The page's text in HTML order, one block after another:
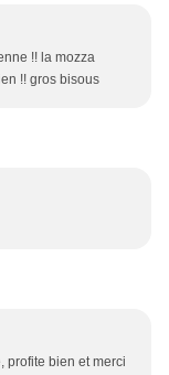
!! la mozza
!! gros bisous
profite bien et merci